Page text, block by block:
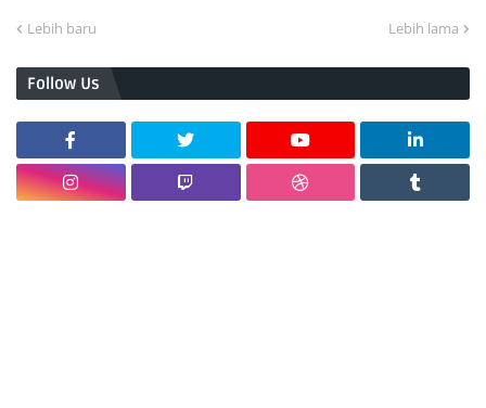
Lebih baru Lebih lama
Follow Us